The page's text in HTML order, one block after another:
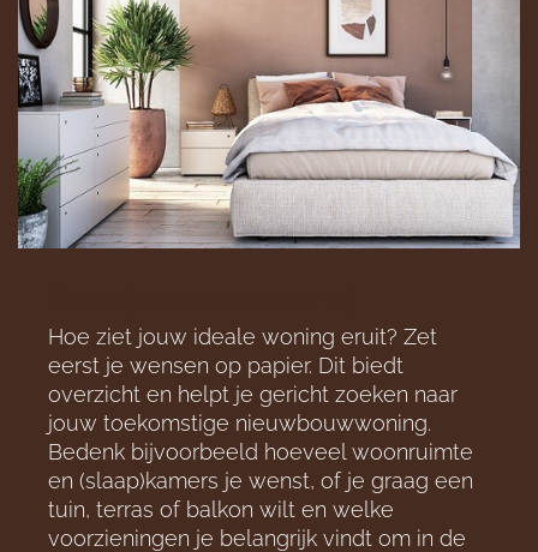
Hoe ziet jouw ideale woning eruit? Zet
eerst je wensen op papier. Dit biedt
overzicht en helpt je gericht zoeken naar
jouw toekomstige nieuwbouwwoning.
Bedenk bijvoorbeeld hoeveel woonruimte
en (slaap)kamers je wenst, of je graag een
tuin, terras of balkon wilt en welke
voorzieningen je belangrijk vindt om in de